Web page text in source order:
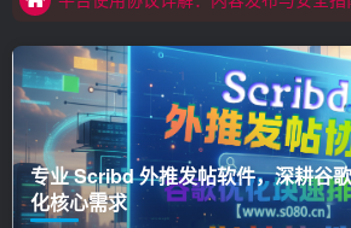
专业 Scribd 外推发帖软件，深耕谷
化核心需求